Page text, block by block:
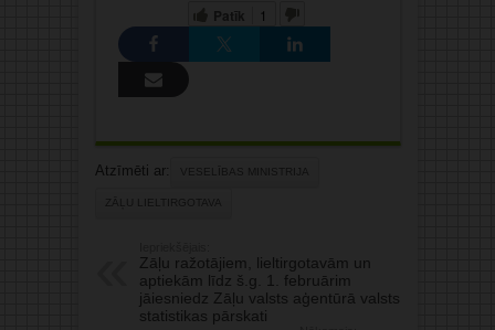
Patīk 1
Atzīmēti ar: VESELĪBAS MINISTRIJA
ZĀĻU LIELTIRGOTAVA
Zāļu ražotājiem, lieltirgotavām un
aptiekām līdz š.g. 1. februārim
jāiesniedz Zāļu valsts aģentūrā valsts
statistikas pārskati